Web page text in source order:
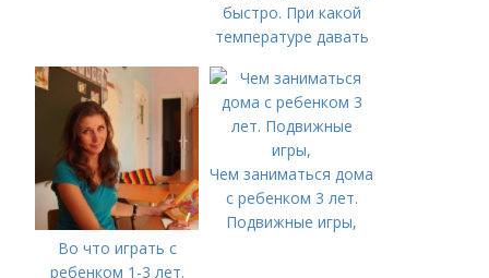
быстро. При какой
температуре давать
ребенку?
Во что играть с
ребенком 1-3 лет.
Чем заниматься дома
с ребенком 3 лет.
Подвижные игры,